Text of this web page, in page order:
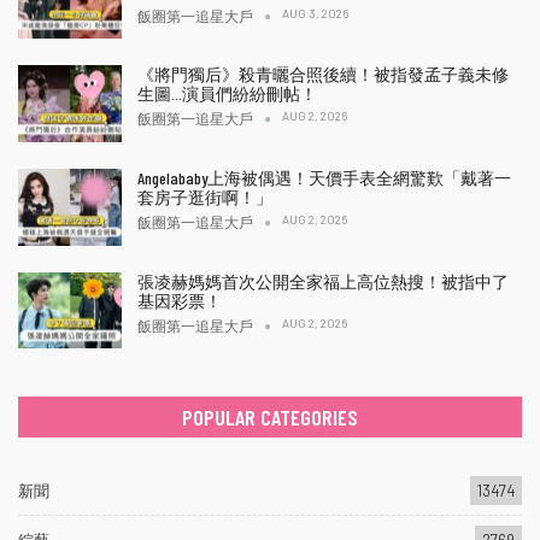
飯圈第一追星大戶 AUG 3, 2026
《將門獨后》殺青曬合照後續！被指發孟子義未修
生圖…演員們紛紛刪帖！
飯圈第一追星大戶 AUG 2, 2026
Angelababy上海被偶遇！天價手表全網驚歎「戴著一
套房子逛街啊！」
飯圈第一追星大戶 AUG 2, 2026
張凌赫媽媽首次公開全家福上高位熱搜！被指中了
基因彩票！
飯圈第一追星大戶 AUG 2, 2026
POPULAR CATEGORIES
新聞 13474